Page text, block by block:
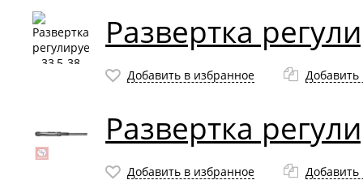
Развертка
Добавить в избранное Добавить
Развертка
Добавить в избранное Добавить